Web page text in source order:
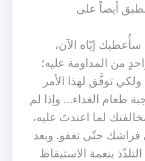
أيضاً على
إيّاه الآن،
من المداومة عليه؛
توفَّق لهذا الأمر
طعام الغداء... وإذا لم
لما اعتدتَ عليه،
حتّى تغفو. وبعد
بنعمة الاستيقاظ